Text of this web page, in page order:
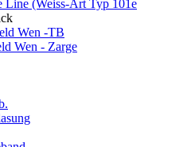
Line (Weiss-Art Typ 101e
Wen -TB
Wen - Zarge